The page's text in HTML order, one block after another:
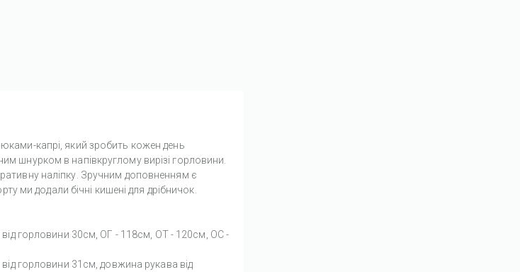
капрі, який зробить кожен день
шнурком в напівкруглому вирізі горловини.
наліпку. Зручним доповненням є
ми додали бічні кишені для дрібничок.
горловини 30см, ОГ - 118см, ОТ - 120см, OC -
горловини 31см, довжина рукава від